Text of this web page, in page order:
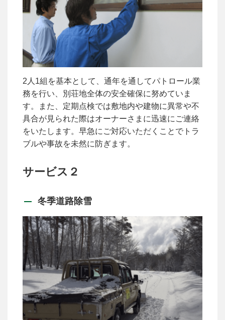
2人1組を基本として、通年を通してパトロール業
務を行い、別荘地全体の安全確保に努めていま
す。また、定期点検では敷地内や建物に異常や不
具合が見られた際はオーナーさまに迅速にご連絡
をいたします。早急にご対応いただくことでトラ
ブルや事故を未然に防ぎます。
サービス２
冬季道路除雪